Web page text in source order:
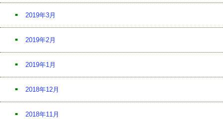
2019年3月
2019年2月
2019年1月
2018年12月
2018年11月